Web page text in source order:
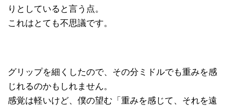
りとしていると言う点。
これはとても不思議です。
グリップを細くしたので、その分ミドルでも重みを感
じれるのかもしれません。
感覚は軽いけど、僕の望む「重みを感じて、それを遠